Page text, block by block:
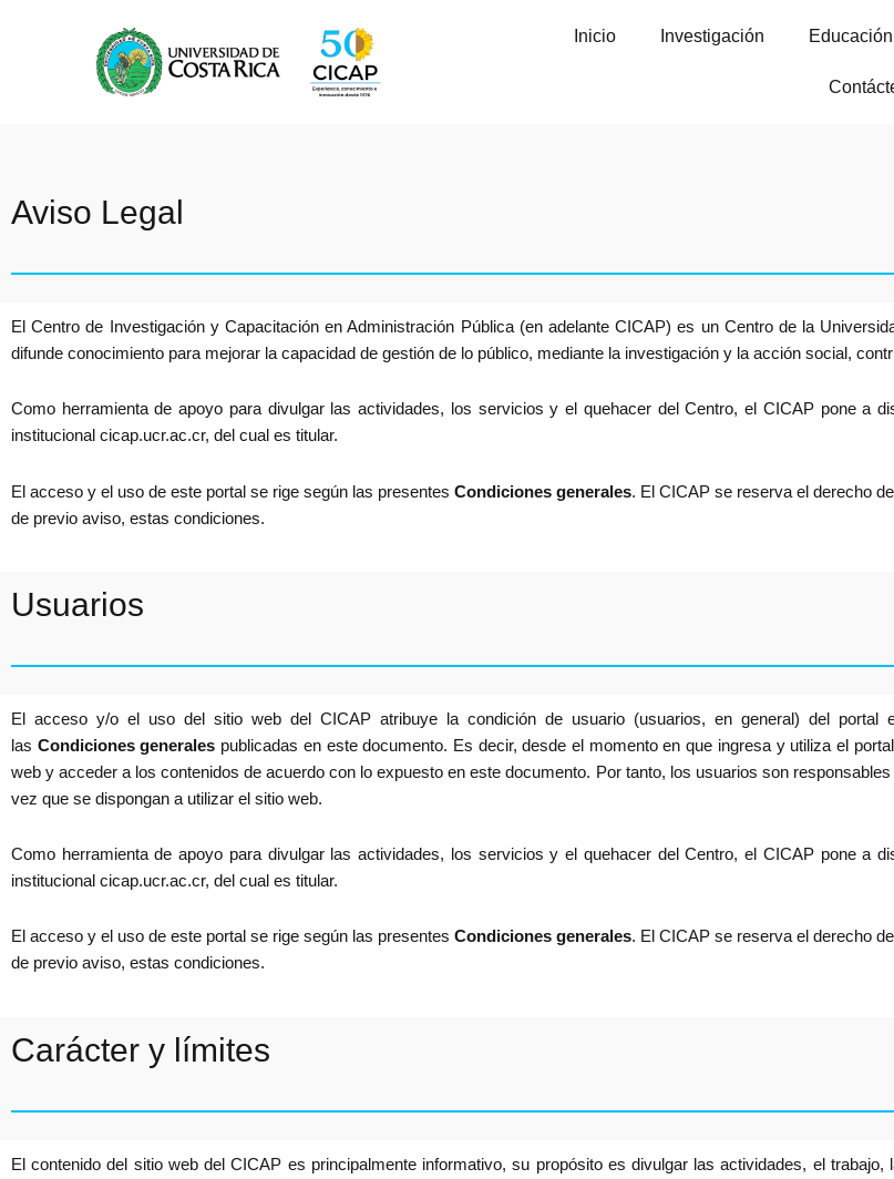
Inicio Investigación
Aviso Legal
El Centro de Investigación y Capacitación en Administración Pública (en adelante CICAP) es un Centro de la
difunde conocimiento para mejorar la capacidad de gestión de lo público, mediante la investigación y la acción social,
Como herramienta de apoyo para divulgar las actividades, los servicios y el quehacer del Centro, el CICAP pone a
institucional cicap.ucr.ac.cr, del cual es titular.
El acceso y el uso de este portal se rige según las presentes Condiciones generales. El CICAP se reserva el derecho
de previo aviso, estas condiciones.
Usuarios
El acceso y/o el uso del sitio web del CICAP atribuye la condición de usuario (usuarios, en general) del portal
las Condiciones generales publicadas en este documento. Es decir, desde el momento en que ingresa y utiliza el
web y acceder a los contenidos de acuerdo con lo expuesto en este documento. Por tanto, los usuarios son
vez que se dispongan a utilizar el sitio web.
Como herramienta de apoyo para divulgar las actividades, los servicios y el quehacer del Centro, el CICAP pone a
institucional cicap.ucr.ac.cr, del cual es titular.
El acceso y el uso de este portal se rige según las presentes Condiciones generales. El CICAP se reserva el derecho
de previo aviso, estas condiciones.
Carácter y límites
El contenido del sitio web del CICAP es principalmente informativo, su propósito es divulgar las actividades, el